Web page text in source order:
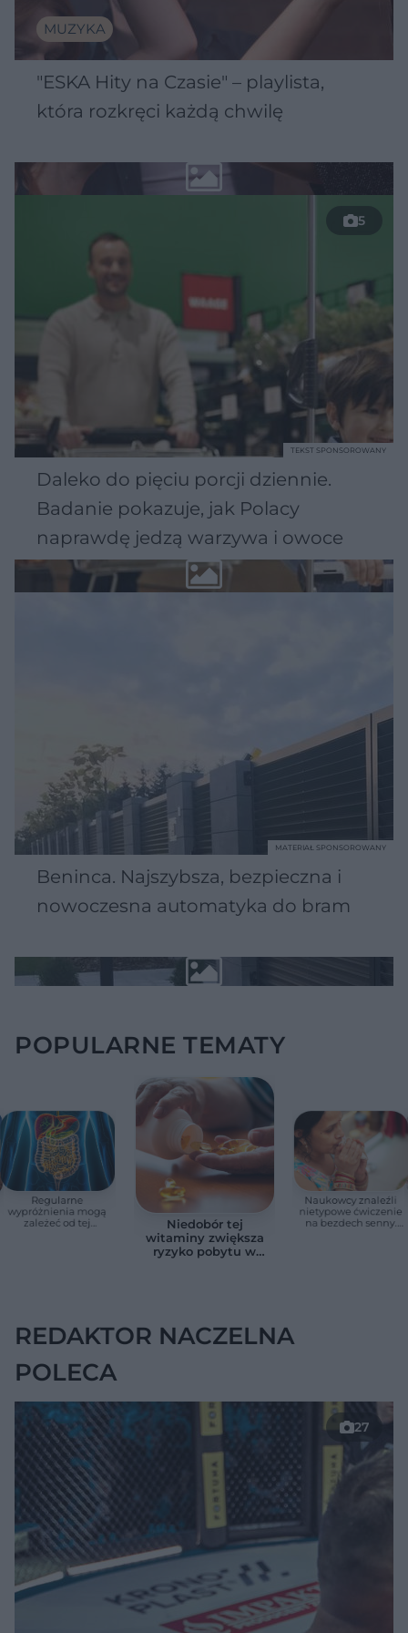
MUZYKA
"ESKA Hity na Czasie" – playlista,
która rozkręci każdą chwilę
5
Daleko do pięciu porcji dziennie.
Badanie pokazuje, jak Polacy
naprawdę jedzą warzywa i owoce
TEKST SPONSOROWANY
Beninca. Najszybsza, bezpieczna i
nowoczesna automatyka do bram
MATERIAŁ SPONSOROWANY
POPULARNE TEMATY
Regularne
wypróżnienia mogą
zależeć od tej
Niedobór tej
witaminy zwiększa
ryzyko pobytu w
Naukowcy znaleźli
nietypowe ćwiczenie
na bezdech senny.
REDAKTOR NACZELNA
POLECA
27